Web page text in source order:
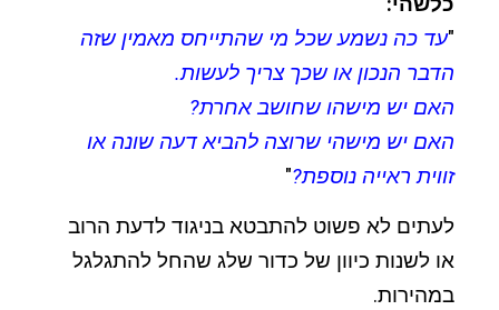
"עד כה נשמע שכל מי שהתייחס מאמין שזה
הדבר הנכון או שכך צריך לעשות.
האם יש מישהו שחושב אחרת?
האם יש מישהי שרוצה להביא דעה שונה או
זווית ראייה נוספת?"
לעתים לא פשוט להתבטא בניגוד לדעת הרוב
או לשנות כיוון של כדור שלג שהחל להתגלגל
במהירות.